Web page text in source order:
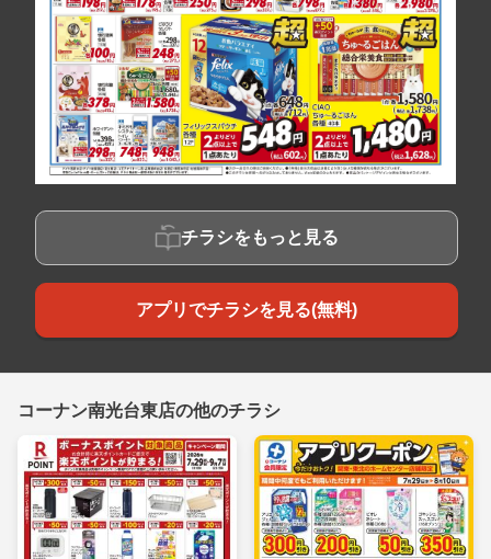
チラシをもっと見る
アプリでチラシを見る(無料)
コーナン南光台東店の他のチラシ